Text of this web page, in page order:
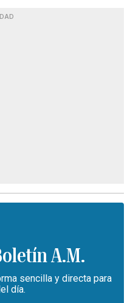
A.M.
sencilla y directa para
día.